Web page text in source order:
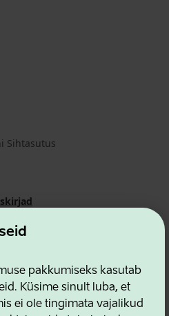
pakkumiseks kasutab
Küsime sinult luba, et
ei ole tingimata vajalikud
Sihtasutus